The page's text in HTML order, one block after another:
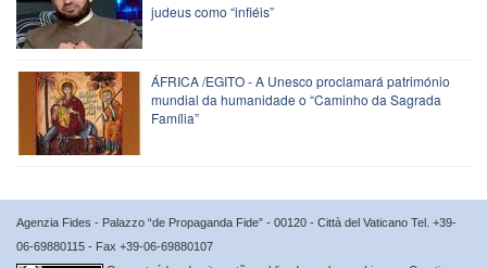
judeus como “infiéis”
ÁFRICA /EGITO - A Unesco proclamará património
mundial da humanidade o “Caminho da Sagrada
Família”
Agenzia Fides - Palazzo “de Propaganda Fide” - 00120 - Città del Vaticano Tel. +39-
06-69880115 - Fax +39-06-69880107